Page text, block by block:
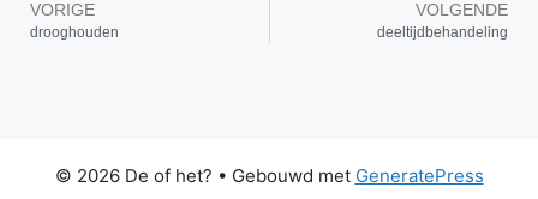
VORIGE
drooghouden
VOLGENDE
deeltijdbehandeling
© 2026 De of het? • Gebouwd met GeneratePress